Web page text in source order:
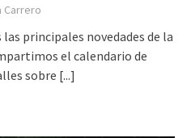
Carrero
principales novedades de la
el calendario de
sobre [...]